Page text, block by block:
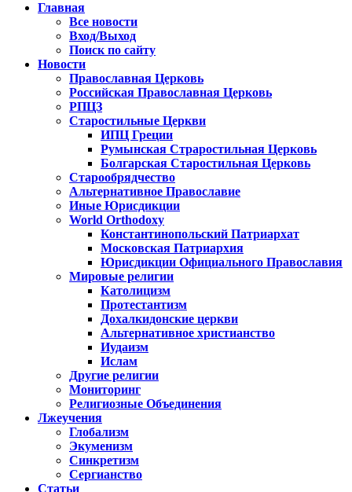
Главная
Все новости
Вход/Выход
Поиск по сайту
Новости
Православная Церковь
Российская Православная Церковь
РПЦЗ
Старостильные Церкви
ИПЦ Греции
Румынская Страростильная Церковь
Болгарская Старостильная Церковь
Старообрядчество
Альтернативное Православие
Иные Юрисдикции
World Orthodoxy
Константинопольский Патриархат
Московская Патриархия
Юрисдикции Официального Православия
Мировые религии
Католицизм
Протестантизм
Дохалкидонские церкви
Альтернативное христианство
Иудаизм
Ислам
Другие религии
Мониторинг
Религиозные Объединения
Лжеучения
Глобализм
Экуменизм
Синкретизм
Сергианство
Статьи